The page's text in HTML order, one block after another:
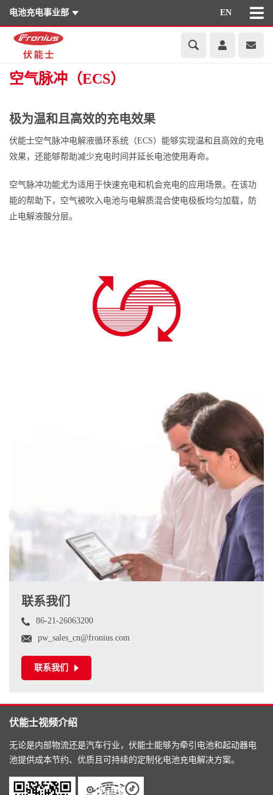
电池充电事业部 EN
空气脉冲（ECS）
极为温和且高效的充电效果
伏能士空气脉冲电解液循环系统（ECS）能够实现温和且高效的充电
效果，还能够帮助减少充电时间并延长电池使用寿命。
空气脉冲功能尤为适用于快速充电和机会充电的应用场景。在该功
能的帮助下，空气被吹入电池与电解质混合使电极板均匀加载，防
止电解液酸分层。
联系我们
86-21-26063200
pw_sales_cn@fronius.com
联系我们
伏能士视频介绍
无论是内部物流还是汽车行业，伏能士能够为牵引电池和起动器电
池提供成本节约、优质且可持续的定制化电池充电解决方案。